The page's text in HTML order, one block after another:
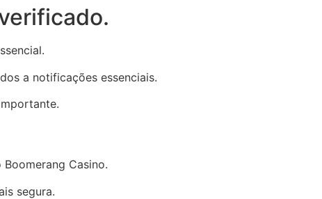
a notificações essenciais.
Casino.
segura.